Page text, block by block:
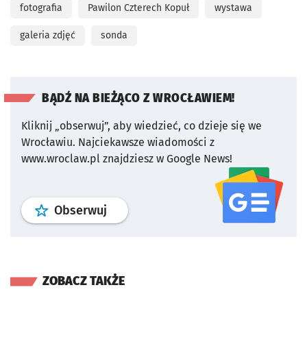
fotografia Pawilon Czterech Kopuł wystawa
galeria zdjęć sonda
BĄDŹ NA BIEŻĄCO Z WROCŁAWIEM!
Kliknij „obserwuj”, aby wiedzieć, co dzieje się we
Wrocławiu. Najciekawsze wiadomości z
www.wroclaw.pl znajdziesz w Google News!
Obserwuj profil serwisu
ZOBACZ TAKŻE